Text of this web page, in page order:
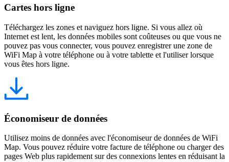
Cartes hors ligne
Téléchargez les zones et naviguez hors ligne. Si vous allez où
Internet est lent, les données mobiles sont coûteuses ou que vous ne
pouvez pas vous connecter, vous pouvez enregistrer une zone de
WiFi Map à votre téléphone ou à votre tablette et l'utiliser lorsque
vous êtes hors ligne.
Économiseur de données
Utilisez moins de données avec l'économiseur de données de WiFi
Map. Vous pouvez réduire votre facture de téléphone ou charger des
pages Web plus rapidement sur des connexions lentes en réduisant la